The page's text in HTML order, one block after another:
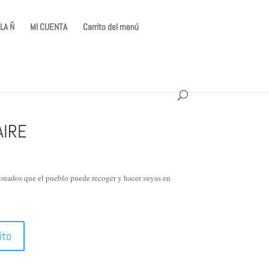
LA Ñ MI CUENTA Carrito del menú
que el pueblo puede recoger y hacer suyas en